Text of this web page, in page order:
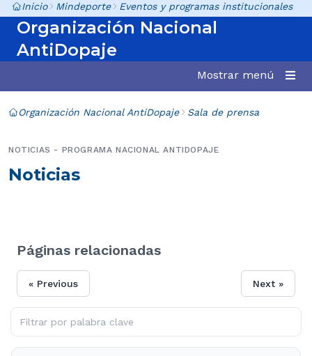
Inicio Mindeporte Eventos y programas institucionales
Organización Nacional
AntiDopaje
Mostrar menú
Organización Nacional AntiDopaje Sala de prensa
Noticias
NOTICIAS - PROGRAMA NACIONAL ANTIDOPAJE
Páginas relacionadas
« Previous Next »